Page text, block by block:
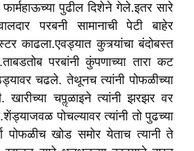
पुढील दिशेने गेले.इतर सारे
परबनी सामानाची पेटी बाहेर
काढला.एवड्यात कुत्र्यांचा बंदोबस्त
परबांनी कुंपणाच्या तारा कट
चढले. तेथूनच त्यांनी पोफळीच्या
चपॢळाइने त्यांनी झरझर वर
पोचल्यावर त्यांनी तो पुढच्या
पोफळीच खोड समोर येताच त्यानी ते